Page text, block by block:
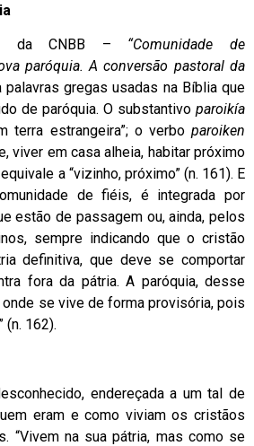
da CNBB – “Comunidade de
paróquia. A conversão pastoral da
gregas usadas na Bíblia que
de paróquia. O substantivo paroikía
terra estrangeira”; o verbo paroiken
viver em casa alheia, habitar próximo
equivale a “vizinho, próximo” (n. 161). E
de fiéis, é integrada por
estão de passagem ou, ainda, pelos
sempre indicando que o cristão
definitiva, que deve se comportar
fora da pátria. A paróquia, desse
onde se vive de forma provisória, pois
(n. 162).
endereçada a um tal de
eram e como viviam os cristãos
“Vivem na sua pátria, mas como se